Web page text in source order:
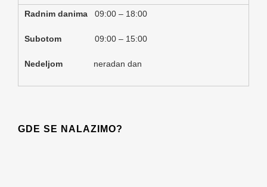
Radnim danima 09:00 – 18:00
Subotom 09:00 – 15:00
Nedeljom neradan dan
GDE SE NALAZIMO?